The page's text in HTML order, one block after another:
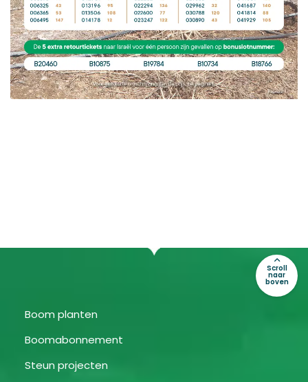
Boom planten
Boomabonnement
Steun projecten
Scroll
naar
boven